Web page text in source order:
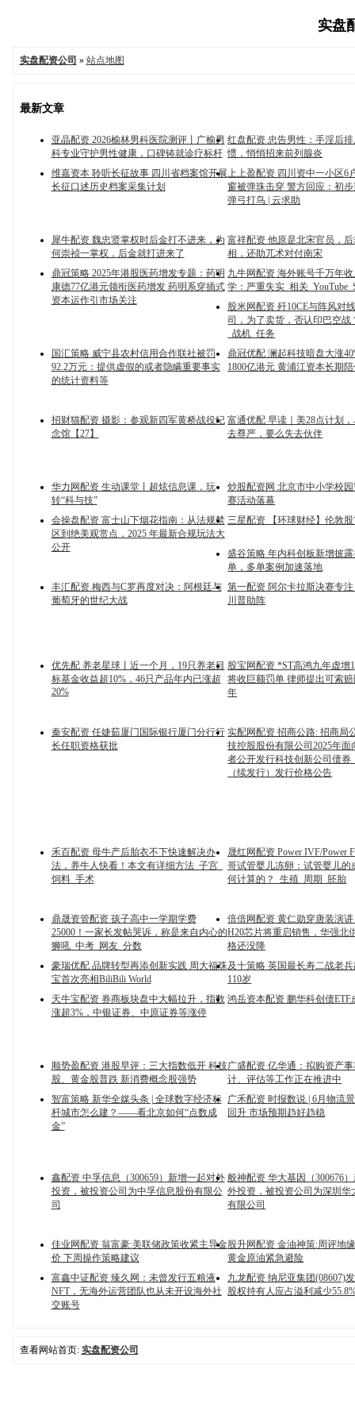
实盘
实盘配资公司 » 站点地图
最新文章
亚晶配资 2026榆林男科医院测评丨广榆男
科专业守护男性健康，口碑铸就诊疗标杆
红盘配资 忠告男性：手淫后
惯，悄悄招来前列腺炎
维嘉资本 聆听长征故事 四川省档案馆开展
长征口述历史档案采集计划
上上盈配资 四川资中一小区6
窗被弹珠击穿 警方回应：初
弹弓打鸟 | 云求助
犀牛配资 魏忠贤掌权时后金打不进来，为
何崇祯一掌权，后金就打进来了
富祥配资 他原是北宋官员，
相，还助兀术对付南宋
鼎冠策略 2025年港股医药增发专题：药明
康德77亿港元领衔医药增发 药明系穿插式
资本运作引市场关注
九牛网配资 海外账号千万年
学：严重失实_相关
股米网配资 歼10CE与阵风对
司，为了卖货，否认印巴空战
_战机_任务
国汇策略 威宁县农村信用合作联社被罚
92.2万元：提供虚假的或者隐瞒重要事实
的统计资料等
鼎冠优配 澜起科技暗盘大涨
1800亿港元 黄浦江资本长期
招财猫配资 摄影：参观新四军黄桥战役纪
念馆【27】
富通优配 早读｜美28点计划
去尊严，要么失去伙伴
华力网配资 生动课堂丨超炫信息课，玩
转“科与技”
炒股配资网 北京市中小学校
赛活动落幕
会操盘配资 富士山下烟花指南：从法规禁
区到绝美观赏点，2025 年最新合规玩法大
公开
三星配资 【环球财经】伦敦
盛谷策略 年内科创板新增披
单，多单案例加速落地
丰汇配资 梅西与C罗再度对决：阿根廷与
葡萄牙的世纪大战
第一配资 阿尔卡拉斯决赛专
川普助阵
优先配 养老星球丨近一个月，19只养老目
标基金收益超10%，46只产品年内已涨超
20%
股宝网配资 *ST高鸿九年虚增
将收巨额罚单 律师提出可索
年
秦安配资 任婕茹厦门国际银行厦门分行行
长任职资格获批
实配网配资 招商公路: 招商局
技控股股份有限公司2025年面
者公开发行科技创新公司债券
（续发行）发行价格公告
禾百配资 母牛产后胎衣不下快速解决办
法，养牛人快看！本文有详细方法_子宫_
饲料_手术
晟红网配资 Power IVF/Power
哥试管婴儿冻卵：试管婴儿的
何计算的？_生殖_周期_胚胎
鼎晟资管配资 孩子高中一学期学费
25000！一家长发帖哭诉，称是来自内心的
狮吼_中考_网友_分数
倍倍网配资 黄仁勋穿唐装演
H20芯片将重启销售，华强北
格还没降
豪瑞优配 品牌转型再添创新实践 周大福珠
宝首次亮相BiliBili World
及十策略 英国最长寿二战老
110岁
天牛宝配资 券商板块盘中大幅拉升，指数
涨超3%，中银证券、中原证券等涨停
鸿岳资本配资 鹏华科创债ETF
顺势盈配资 港股早评：三大指数低开 科技
股、黄金股普跌 新消费概念股强势
广盛配资 亿华通：拟购资产
计、评估等工作正在推进中
智富策略 新华全媒头条 | 全球数字经济标
杆城市怎么建？——看北京如何“点数成
金”
广禾配资 时报数说 | 6月物流
回升 市场预期趋好趋稳
鑫配资 中孚信息（300659）新增一起对外
投资，被投资公司为中孚信息股份有限公
司
般神配资 华大基因（300676
外投资，被投资公司为深圳华
有限公司
佳业网配资 翁富豪:美联储政策收紧主导金
价 下周操作策略建议
股升网配资 金油神策:周评地
黄金原油紧急避险
富鑫中证配资 臻久网：未曾发行五粮液
NFT，无海外运营团队也从未开设海外社
交账号
九龙配资 纳尼亚集团(08607)
股权持有人应占溢利减少
查看网站首页: 实盘配资公司